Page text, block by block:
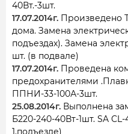
40Вт.-3шт.
17.07.2014г. Произведено
дома. Замена
подъездах). Замена
шт. (в подвале)
17.07.2014г. Проведена
предохранителями
ППНИ-33-100А-3шт.
25.08.2014г. Выполнена
Б220-240-40Вт-1шт. SA CL-
1.подъезде)